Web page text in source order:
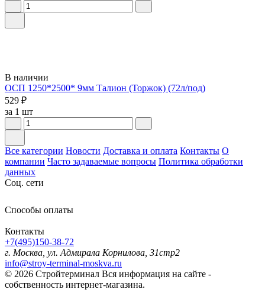
В наличии
ОСП 1250*2500* 9мм Талион (Торжок) (72л/под)
529 ₽
за 1 шт
Все категории Новости Доставка и оплата Контакты О
компании Часто задаваемые вопросы Политика обработки
данных
Соц. сети
Способы оплаты
Контакты
+7(495)150-38-72
г. Москва, ул. Адмирала Корнилова, 31стр2
info@stroy-terminal-moskva.ru
© 2026 Стройтерминал Вся информация на сайте -
собственность интернет-магазина.